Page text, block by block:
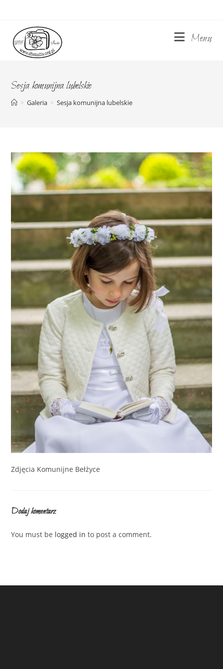
content
Menu
Sesja komunijna lubelskie
> Galeria > Sesja komunijna lubelskie
Zdjęcia Komunijne Bełżyce
Dodaj komentarz
You must be logged in to post a comment.